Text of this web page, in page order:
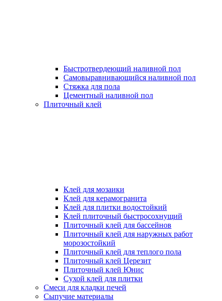
Быстротвердеющий наливной пол
Самовыравнивающийся наливной пол
Стяжка для пола
Цементный наливной пол
Плиточный клей
Клей для мозаики
Клей для керамогранита
Клей для плитки водостойкий
Клей плиточный быстросохнущий
Плиточный клей для бассейнов
Плиточный клей для наружных работ
морозостойкий
Плиточный клей для теплого пола
Плиточный клей Церезит
Плиточный клей Юнис
Сухой клей для плитки
Смеси для кладки печей
Сыпучие материалы